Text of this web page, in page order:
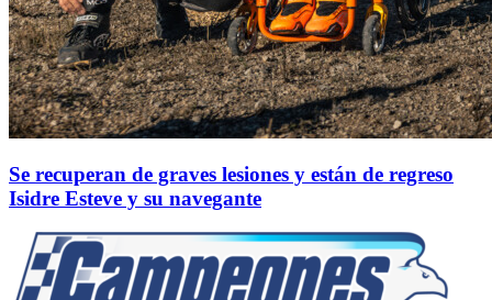
Se recuperan de graves lesiones y están de regreso
Isidre Esteve y su navegante